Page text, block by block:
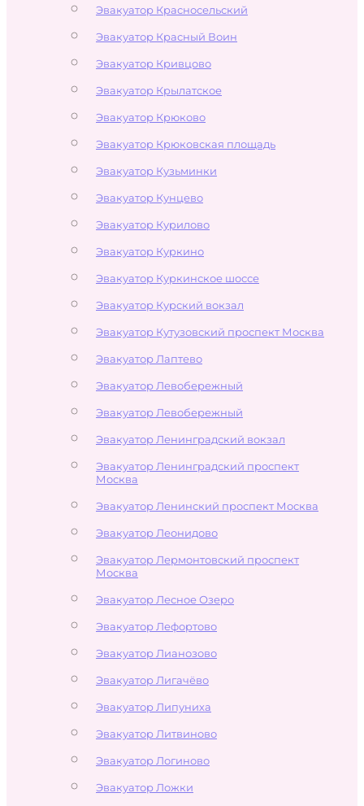
Эвакуатор Красносельский
Эвакуатор Красный Воин
Эвакуатор Кривцово
Эвакуатор Крылатское
Эвакуатор Крюково
Эвакуатор Крюковская площадь
Эвакуатор Кузьминки
Эвакуатор Кунцево
Эвакуатор Курилово
Эвакуатор Куркино
Эвакуатор Куркинское шоссе
Эвакуатор Курский вокзал
Эвакуатор Кутузовский проспект Москва
Эвакуатор Лаптево
Эвакуатор Левобережный
Эвакуатор Левобережный
Эвакуатор Ленинградский вокзал
Эвакуатор Ленинградский проспект
Москва
Эвакуатор Ленинский проспект Москва
Эвакуатор Леонидово
Эвакуатор Лермонтовский проспект
Москва
Эвакуатор Лесное Озеро
Эвакуатор Лефортово
Эвакуатор Лианозово
Эвакуатор Лигачёво
Эвакуатор Липуниха
Эвакуатор Литвиново
Эвакуатор Логиново
Эвакуатор Ложки